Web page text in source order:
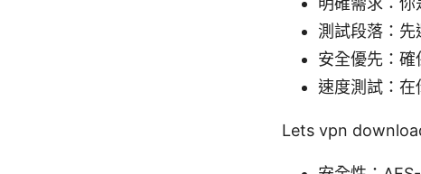
測試段落：
安全優先：
速度測試：在
Lets vpn